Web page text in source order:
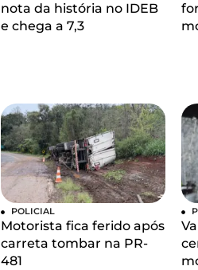
nota da história no IDEB
e chega a 7,3
POLICIAL
Motorista fica ferido após
carreta tombar na PR-
481